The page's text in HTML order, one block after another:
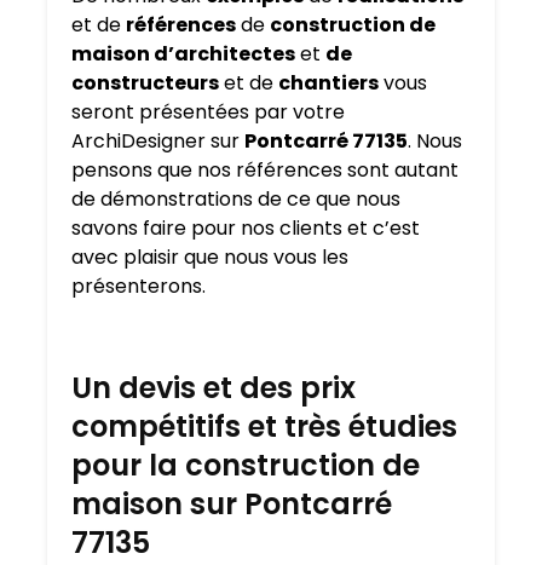
et de référencesde construction de
maison d’architecteset de
constructeurset de chantiersvous
seront présentées par votre
ArchiDesigner sur Pontcarré 77135. Nous
pensons que nos références sont autant
de démonstrations de ce que nous
savons faire pour nos clients et c’est
avec plaisir que nous vous les
présenterons.
Un devis et des prix
compétitifs et très étudies
pour la construction de
maison sur Pontcarré
77135